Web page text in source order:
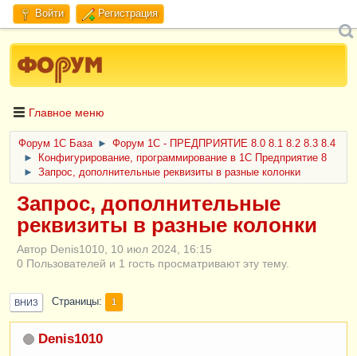
Войти Регистрация
Главное меню
Форум 1C База ►
Форум 1С - ПРЕДПРИЯТИЕ 8.0 8.1 8.2 8.3 8.4
►
Конфигурирование, программирование в 1С Предприятие 8
►
Запрос, дополнительные реквизиты в разные колонки
Запрос, дополнительные
реквизиты в разные колонки
Автор Denis1010, 10 июл 2024, 16:15
0 Пользователей и 1 гость просматривают эту тему.
ВНИЗ Страницы 1
Denis1010